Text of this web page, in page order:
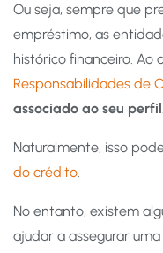
Ou seja, sempre que
empréstimo, as
histórico financeiro. Ao
Responsabilidades de
associado ao seu perfil.
Naturalmente, isso
do crédito.
No entanto, existem
ajudar a assegurar